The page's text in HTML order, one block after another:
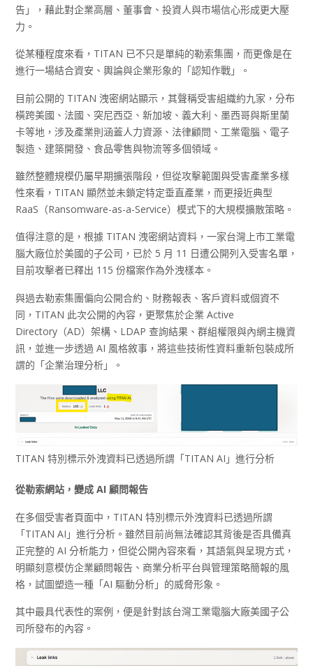
告」，藉此對企業高層、董事會、投資人與市場信心形成更大壓
力。
從某種程度來看，TITAN 已不只是單純的勒索集團，而更像是在
進行一場結合資安、輿論與企業形象的「認知作戰」。
目前公開的 TITAN 洩密網站顯示，其聲稱受害組織約九家，分布
橫跨美國、法國、突尼西亞、新加坡、義大利、墨西哥與斯里蘭
卡等地，涉及產業則涵蓋人力資源、法律顧問、工業電腦、電子
製造、建築開發、食品零售與物流等多個領域。
雖然整體規模仍屬早期擴張階段，但從攻擊範圍與受害產業多樣
性來看，TITAN 顯然並未鎖定特定垂直產業，而更接近典型
RaaS（Ransomware-as-a-Service）模式下的大規模擴散策略。
值得注意的是，根據 TITAN 洩密網站資料，一家台灣上市工業電
腦大廠位於美國的子公司，已於 5 月 11 日遭公開列入受害名單，
目前攻擊者已釋出 115 份檔案作為外洩樣本。
與過去勒索集團偏向公開合約、財務報表、客戶資料或個資不
同，TITAN 此次公開的內容，更聚焦於企業 Active
Directory（AD）架構、LDAP 查詢結果、群組權限與內網主機資
訊，並進一步透過 AI 風格敘事，將這些技術性資料重新包裝成所
謂的「企業治理分析」。
TITAN 特別標示外洩資料已透過所謂「TITAN AI」進行分析
從勒索網站，變成 AI 顧問報告
在多個受害者頁面中，TITAN 特別標示外洩資料已透過所謂
「TITAN AI」進行分析。雖然目前尚無法確認其背後是否具備真
正完整的 AI 分析能力，但從公開內容來看，其語氣與呈現方式，
明顯刻意模仿企業顧問報告、商業分析平台與管理策略簡報的風
格，試圖塑造一種「AI 驅動分析」的威脅形象。
其中最具代表性的案例，便是針對該台灣工業電腦大廠美國子公
司所發布的內容。